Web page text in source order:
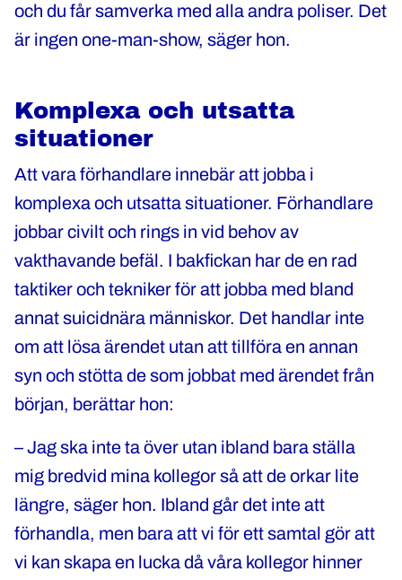
och du får samverka med alla andra poliser. Det
är ingen one-man-show, säger hon.
Komplexa och utsatta
situationer
Att vara förhandlare innebär att jobba i
komplexa och utsatta situationer. Förhandlare
jobbar civilt och rings in vid behov av
vakthavande befäl. I bakfickan har de en rad
taktiker och tekniker för att jobba med bland
annat suicidnära människor. Det handlar inte
om att lösa ärendet utan att tillföra en annan
syn och stötta de som jobbat med ärendet från
början, berättar hon:
– Jag ska inte ta över utan ibland bara ställa
mig bredvid mina kollegor så att de orkar lite
längre, säger hon. Ibland går det inte att
förhandla, men bara att vi för ett samtal gör att
vi kan skapa en lucka då våra kollegor hinner